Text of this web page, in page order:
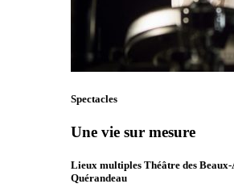
Spectacles
Une vie sur mesure
Lieux multiples Théâtre des
Quérandeau